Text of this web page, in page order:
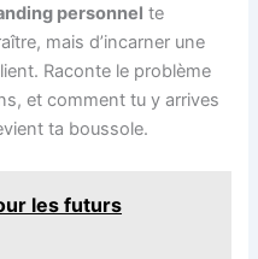
personnel te
mais d’incarner une
Raconte le problème
et comment tu y arrives
ta boussole.
les futurs